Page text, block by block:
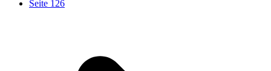
Seite 126